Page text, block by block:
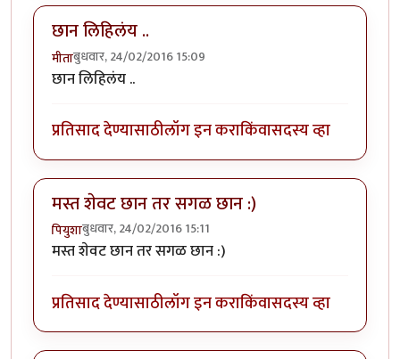
छान लिहिलंय ..
मीताबुधवार, 24/02/2016 15:09
छान लिहिलंय ..
प्रतिसाद देण्यासाठीलॉग इन कराकिंवासदस्य व्हा
मस्त शेवट छान तर सगळ छान :)
पियुशाबुधवार, 24/02/2016 15:11
मस्त शेवट छान तर सगळ छान :)
प्रतिसाद देण्यासाठीलॉग इन कराकिंवासदस्य व्हा